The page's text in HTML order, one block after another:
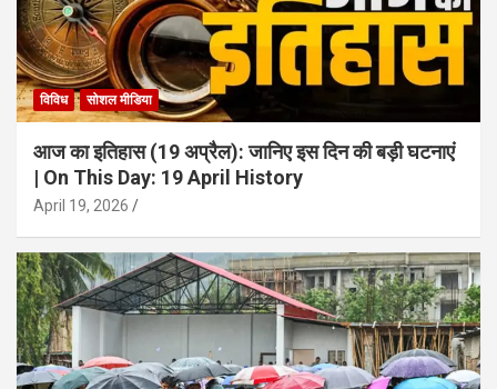
विविध सोशल मीडिया
आज का इतिहास (19 अप्रैल): जानिए इस दिन की बड़ी घटनाएं
| On This Day: 19 April History
April 19, 2026